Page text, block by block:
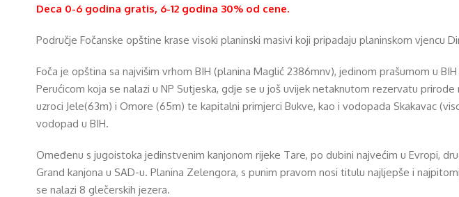
Deca 0-6 godina gratis, 6-12 godina 30% od cene.
Područje Fočanske opštine krase visoki planinski masivi koji pripadaju planinskom vjencu
Foča je opština sa najvišim vrhom BIH (planina Maglić 2386mnv), jedinom prašumom u
Perućicom koja se nalazi u NP Sutjeska, gdje se u još uvijek netaknutom rezervatu prirode
uzroci Jele(63m) i Omore (65m) te kapitalni primjerci Bukve, kao i vodopada Skakavac
vodopad u BIH.
Omeđenu s jugoistoka jedinstvenim kanjonom rijeke Tare, po dubini najvećim u Evropi,
Grand kanjona u SAD-u. Planina Zelengora, s punim pravom nosi titulu najljepše i
se nalazi 8 glečerskih jezera.